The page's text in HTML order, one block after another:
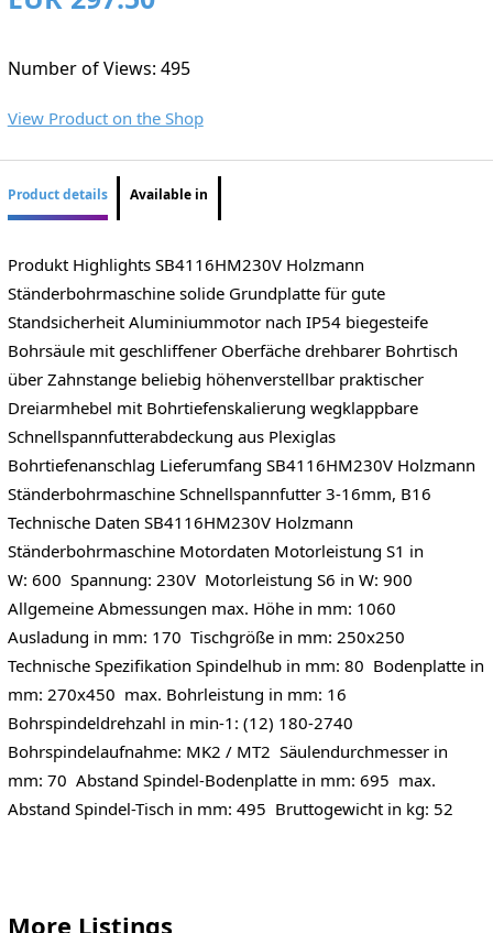
Number of Views: 495
View Product on the Shop
Product details Available in
Produkt Highlights SB4116HM230V Holzmann
Ständerbohrmaschine solide Grundplatte für gute
Standsicherheit Aluminiummotor nach IP54 biegesteife
Bohrsäule mit geschliffener Oberfäche drehbarer Bohrtisch
über Zahnstange beliebig höhenverstellbar praktischer
Dreiarmhebel mit Bohrtiefenskalierung wegklappbare
Schnellspannfutterabdeckung aus Plexiglas
Bohrtiefenanschlag Lieferumfang SB4116HM230V Holzmann
Ständerbohrmaschine Schnellspannfutter 3-16mm, B16
Technische Daten SB4116HM230V Holzmann
Ständerbohrmaschine Motordaten Motorleistung S1 in
W: 600 Spannung: 230V Motorleistung S6 in W: 900
Allgemeine Abmessungen max. Höhe in mm: 1060
Ausladung in mm: 170 Tischgröße in mm: 250x250
Technische Spezifikation Spindelhub in mm: 80 Bodenplatte in
mm: 270x450 max. Bohrleistung in mm: 16
Bohrspindeldrehzahl in min-1: (12) 180-2740
Bohrspindelaufnahme: MK2 / MT2 Säulendurchmesser in
mm: 70 Abstand Spindel-Bodenplatte in mm: 695 max.
Abstand Spindel-Tisch in mm: 495 Bruttogewicht in kg: 52
More Listings